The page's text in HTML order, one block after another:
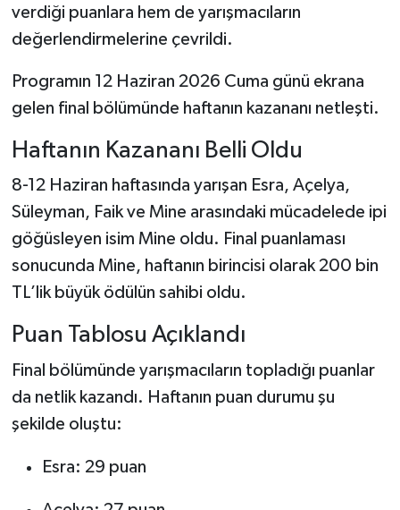
verdiği puanlara hem de yarışmacıların
değerlendirmelerine çevrildi.
Programın 12 Haziran 2026 Cuma günü ekrana
gelen final bölümünde haftanın kazananı netleşti.
Haftanın Kazananı Belli Oldu
8-12 Haziran haftasında yarışan Esra, Açelya,
Süleyman, Faik ve Mine arasındaki mücadelede ipi
göğüsleyen isim Mine oldu. Final puanlaması
sonucunda Mine, haftanın birincisi olarak 200 bin
TL’lik büyük ödülün sahibi oldu.
Puan Tablosu Açıklandı
Final bölümünde yarışmacıların topladığı puanlar
da netlik kazandı. Haftanın puan durumu şu
şekilde oluştu:
Esra: 29 puan
Karadeniz Haberleri
Ulusal Haberler
Dünya Haberleri
Yerel Haberler